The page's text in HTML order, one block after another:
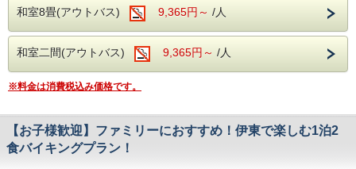
----ご朝食----
和洋バイキング、ソフトドリンクもサービス
----館内施設----
・カラオケルーム（当日予約制・無料）
・卓球コーナー（無料）
お車の場合 ホテルより約30分
※当ホテルからの送迎サービス等は行っておりませんのでご
了承くださいませ。
----温泉----
和室8畳(アウトバス) 9,365円～ /人
和室二間(アウトバス) 9,365円～ /人
※料金は消費税込み価格です。
【お子様歓迎】ファミリーにおすすめ！伊東で楽しむ1泊2
食バイキングプラン！